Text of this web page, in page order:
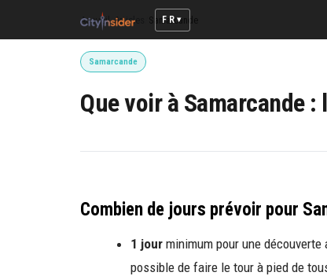
FR
Accueil/Articles Samarcande
Samarcande
Que voir à Samarcande
Combien de jours prévoir pour
1 jour minimum pour une
possible de faire le tour à pied de